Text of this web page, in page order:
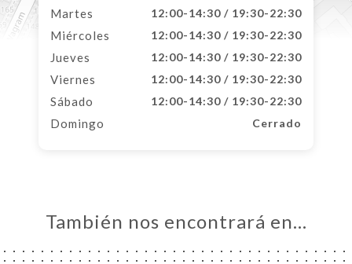
Martes 12:00-14:30 / 19:30-22:30
Miércoles 12:00-14:30 / 19:30-22:30
Jueves 12:00-14:30 / 19:30-22:30
Viernes 12:00-14:30 / 19:30-22:30
Sábado 12:00-14:30 / 19:30-22:30
Domingo Cerrado
También nos encontrará en…